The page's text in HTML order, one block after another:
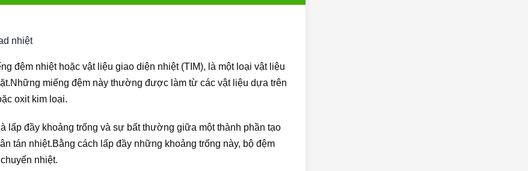
nhiệt
đệm nhiệt hoặc vật liệu giao diện nhiệt (TIM), là một loại vật liệu
miếng đệm này thường được làm từ các vật liệu dựa trên
oxit kim loại.
lấp đầy khoảng trống và sự bất thường giữa một thành phần tạo
tán nhiệt.Bằng cách lấp đầy những khoảng trống này, bộ đệm
nhiệt.